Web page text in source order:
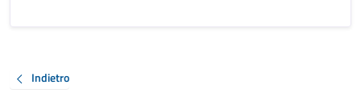
Indietro